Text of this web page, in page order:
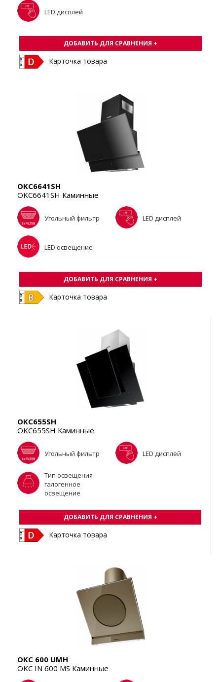
LED дисплей
ДОБАВИТЬ ДЛЯ СРАВНЕНИЯ +
Карточка товара
OKC6641SH
OKC6641SH Каминные
Угольный фильтр LED дисплей
LED освещение
ДОБАВИТЬ ДЛЯ СРАВНЕНИЯ +
Карточка товара
OKC655SH
OKC655SH Каминные
Угольный фильтр LED дисплей
Тип освещения
галогенное
освещение
ДОБАВИТЬ ДЛЯ СРАВНЕНИЯ +
Карточка товара
OKC 600 UMH
OKC IN 600 MS Каминные